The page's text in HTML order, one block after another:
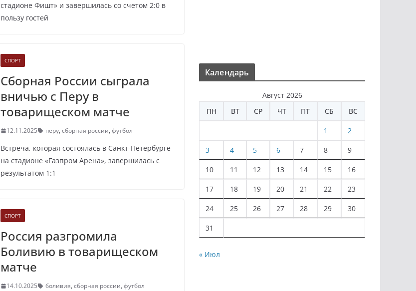
стадионе Фишт» и завершилась со счетом 2:0 в
пользу гостей
СПОРТ
Сборная России сыграла
вничью с Перу в
товарищеском матче
12.11.2025 перу, сборная россии, футбол
Встреча, которая состоялась в Санкт-Петербурге
на стадионе «Газпром Арена», завершилась с
результатом 1:1
СПОРТ
Россия разгромила
Боливию в товарищеском
матче
14.10.2025 боливия, сборная россии, футбол
Календарь
Август 2026
ПН
ВТ СР ЧТ ПТ СБ ВС
1 2
3 4 5 6 7 8 9
10 11 12 13 14 15 16
17 18 19 20 21 22 23
24 25 26 27 28 29 30
31
« Июл